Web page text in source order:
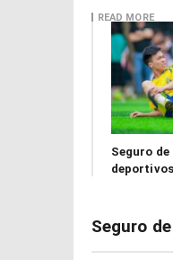
READ MORE
Seguro
Seguro